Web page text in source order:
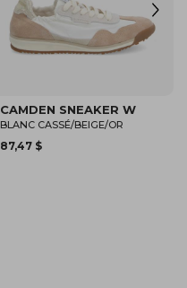
SHEFFIELD FLOWER W
BLANC CASSÉ/OR
87,47 $